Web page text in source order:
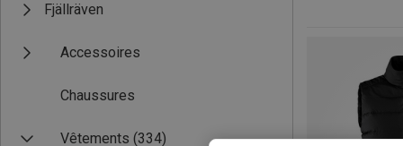
Fjällräven
Accessoires
Chaussures
Vêtements (334)